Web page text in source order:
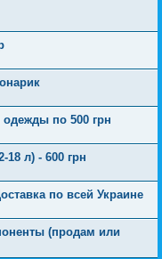
по 500 грн
18 л) - 600 грн
по всей Украине
(продам или